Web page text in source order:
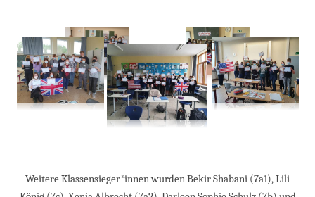
Weitere Klassensieger*innen wurden Bekir Shabani (7a1), Lili